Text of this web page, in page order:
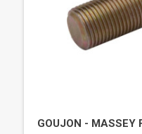
GOUJON - MASSEY